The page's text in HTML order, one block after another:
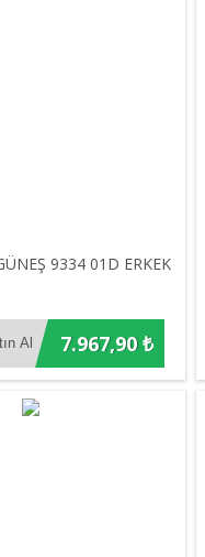
9334 01D ERKEK
7.967,90 ₺